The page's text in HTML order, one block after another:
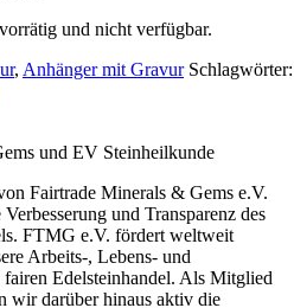
und nicht verfügbar.
, Anhänger mit Gravur Schlagwörter:
und EV Steinheilkunde
Fairtrade Minerals & Gems e.V.
und Transparenz des
FTMG e.V. fördert weltweit
Arbeits-, Lebens- und
Edelsteinhandel. Als Mitglied
wir darüber hinaus aktiv die